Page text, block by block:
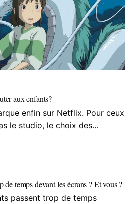
aux enfants?
enfin sur Netflix. Pour ceux
le studio, le choix des…
de temps devant les écrans ? Et vous ?
passent trop de temps